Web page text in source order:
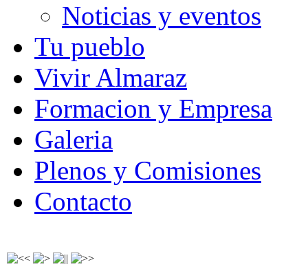
Noticias y eventos
Tu pueblo
Vivir Almaraz
Formacion y Empresa
Galeria
Plenos y Comisiones
Contacto